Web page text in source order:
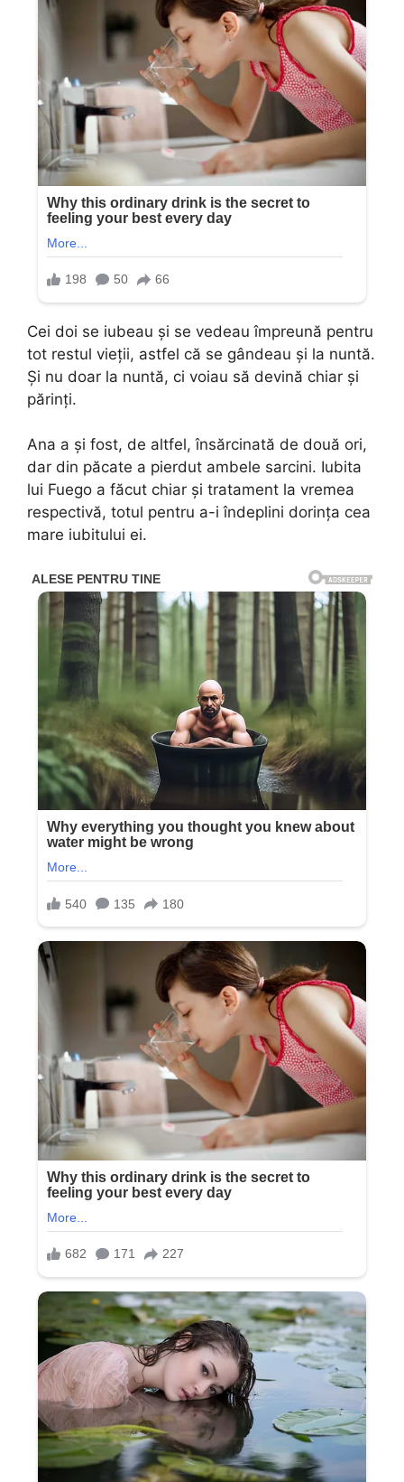
Cei doi se iubeau şi se vedeau împreună pentru
tot restul vieţii, astfel că se gândeau şi la nuntă.
Şi nu doar la nuntă, ci voiau să devină chiar şi
părinţi.
Ana a şi fost, de altfel, însărcinată de două ori,
dar din păcate a pierdut ambele sarcini. Iubita
lui Fuego a făcut chiar şi tratament la vremea
respectivă, totul pentru a-i îndeplini dorinţa cea
mare iubitului ei.